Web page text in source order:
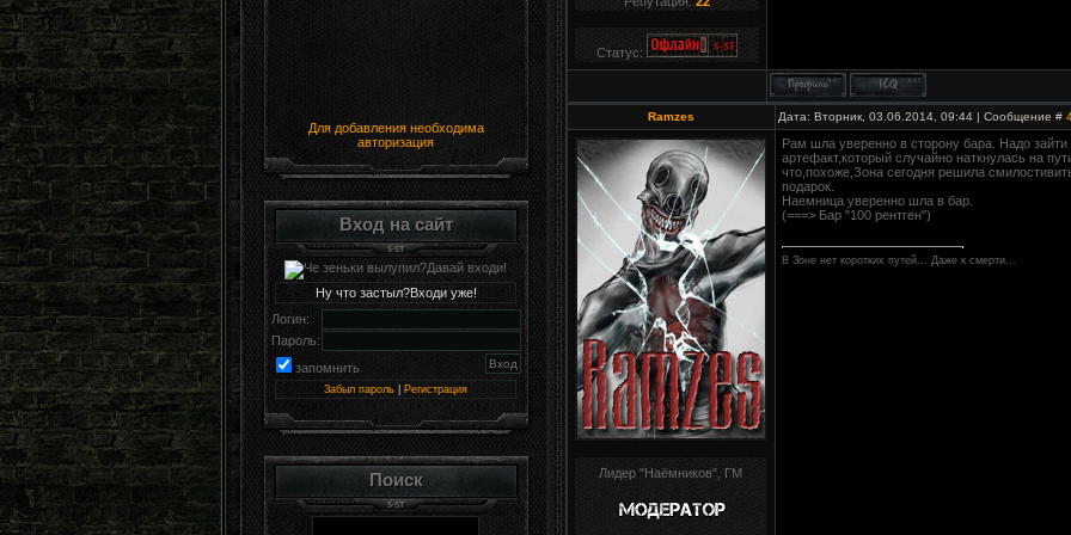
Для добавления необходима
авторизация
Вход на сайт
Ну что застыл?Входи уже!
Логин:
Пароль:
запомнить
Забыл пароль Регистрация
Поиск
Статус:
Ramzes Дата: Вторник, 03.06.2014, 09:44 | Сообщение #
Лидер "Наёмников", ГМ
Рам шла уверенно в сторону бара. Надо зайти
артефакт,который случайно наткнулась на
что,похоже,Зона сегодня решила
подарок.
Наемница уверенно шла в бар.
(===> Бар "100 рентген")
В Зоне нет коротких путей... Даже к смерти...